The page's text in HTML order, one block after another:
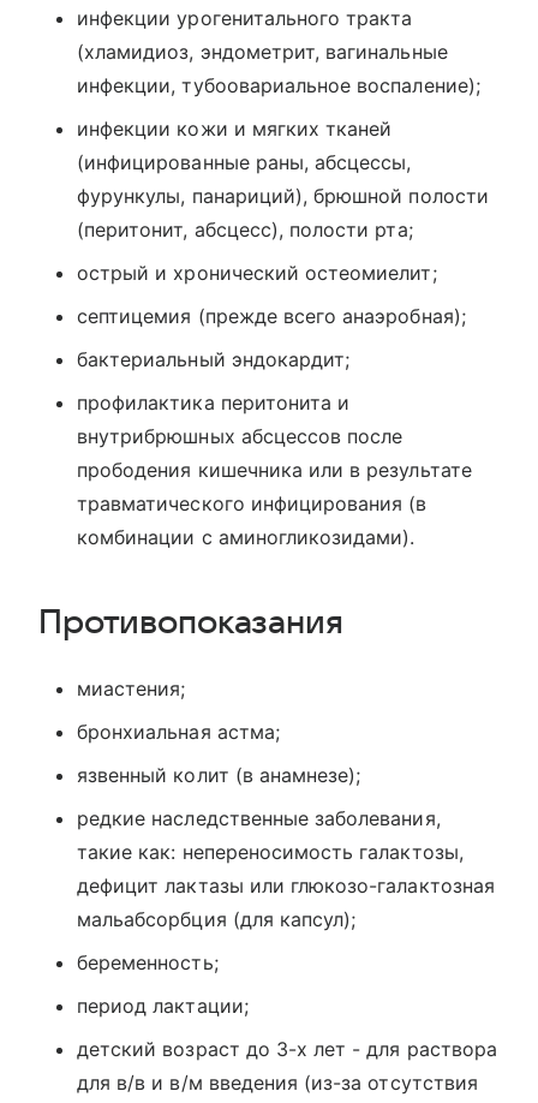
инфекции урогенитального тракта
(хламидиоз, эндометрит, вагинальные
инфекции, тубоовариальное воспаление);
инфекции кожи и мягких тканей
(инфицированные раны, абсцессы,
фурункулы, панариций), брюшной полости
(перитонит, абсцесс), полости рта;
острый и хронический остеомиелит;
септицемия (прежде всего анаэробная);
бактериальный эндокардит;
профилактика перитонита и
внутрибрюшных абсцессов после
прободения кишечника или в результате
травматического инфицирования (в
комбинации с аминогликозидами).
Противопоказания
миастения;
бронхиальная астма;
язвенный колит (в анамнезе);
редкие наследственные заболевания,
такие как: непереносимость галактозы,
дефицит лактазы или глюкозо-галактозная
мальабсорбция (для капсул);
беременность;
период лактации;
детский возраст до 3-х лет - для раствора
для в/в и в/м введения (из-за отсутствия